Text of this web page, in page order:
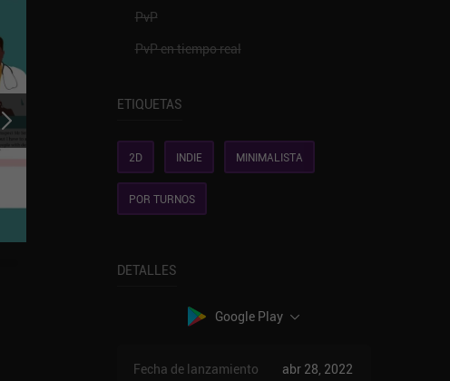
PvP
PvP en tiempo real
ETIQUETAS
2D INDIE MINIMALISTA
POR TURNOS
DETALLES
Google Play
Fecha de lanzamiento abr 28, 2022